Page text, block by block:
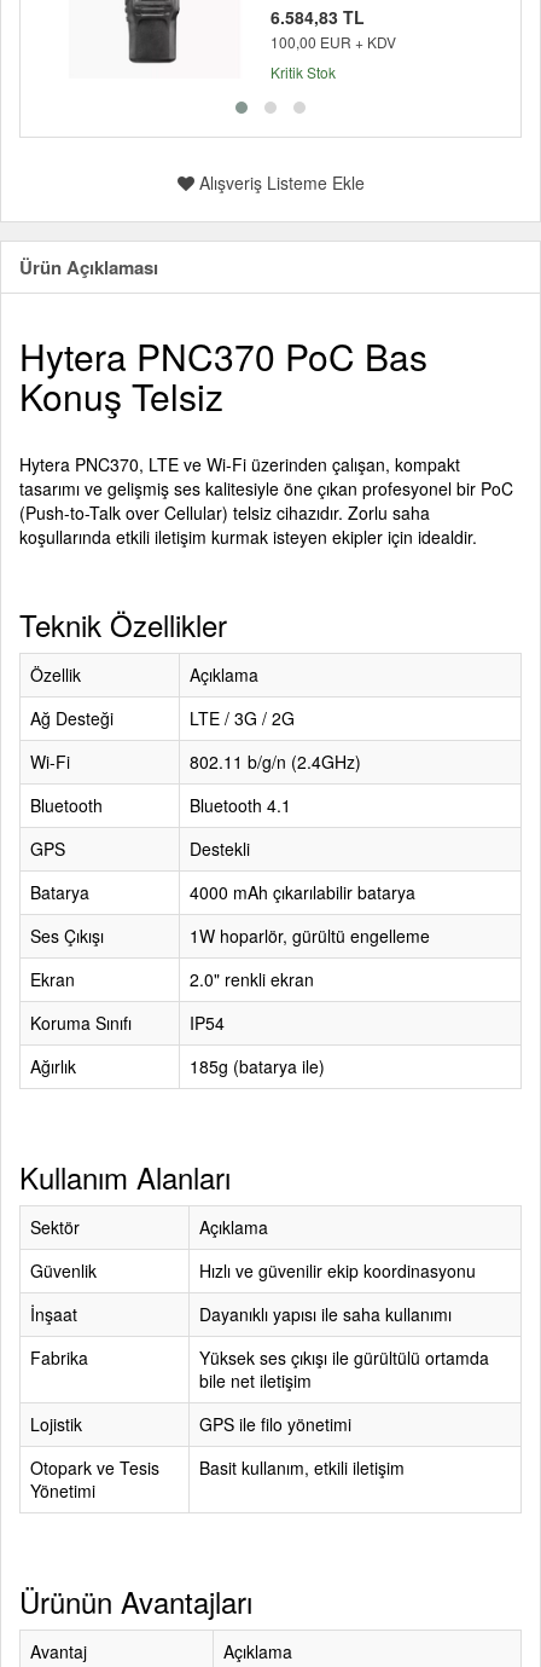
6.584,83 TL
100,00 EUR + KDV
Kritik Stok
Alışveriş Listeme Ekle
Ürün Açıklaması
Hytera PNC370 PoC Bas
Konuş Telsiz
Hytera PNC370, LTE ve Wi-Fi üzerinden çalışan, kompakt
tasarımı ve gelişmiş ses kalitesiyle öne çıkan profesyonel bir PoC
(Push-to-Talk over Cellular) telsiz cihazıdır. Zorlu saha
koşullarında etkili iletişim kurmak isteyen ekipler için idealdir.
Teknik Özellikler
Özellik
Açıklama
Ağ Desteği
LTE / 3G / 2G
Wi-Fi
802.11 b/g/n (2.4GHz)
Bluetooth
Bluetooth 4.1
GPS
Destekli
Batarya
4000 mAh çıkarılabilir batarya
Ses Çıkışı
1W hoparlör, gürültü engelleme
Ekran
2.0" renkli ekran
Koruma Sınıfı
IP54
Ağırlık
185g (batarya ile)
Kullanım Alanları
Sektör
Açıklama
Güvenlik
Hızlı ve güvenilir ekip koordinasyonu
İnşaat
Dayanıklı yapısı ile saha kullanımı
Fabrika
Yüksek ses çıkışı ile gürültülü ortamda
bile net iletişim
Lojistik
GPS ile filo yönetimi
Otopark ve Tesis
Yönetimi
Basit kullanım, etkili iletişim
Ürünün Avantajları
Avantaj
Açıklama